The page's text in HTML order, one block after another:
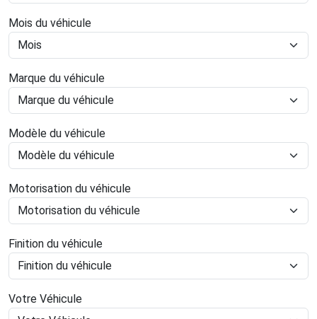
Mois du véhicule
Marque du véhicule
Modèle du véhicule
Motorisation du véhicule
Finition du véhicule
Votre Véhicule